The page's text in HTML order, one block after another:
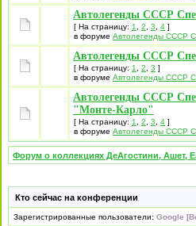
Автолегенды СССР
[ На страницу: 1 2 3 4 ]
в форуме Автолегенды СССР
Автолегенды СССР
[ На страницу: 1 2 3 ]
в форуме Автолегенды СССР
Автолегенды СССР
"Монте-Карло"
[ На страницу: 1 2 3 4 ]
в форуме Автолегенды СССР
Форум о коллекциях ДеАгостини, Ашет,
Кто сейчас на конференции
Зарегистрированные пользователи: Google